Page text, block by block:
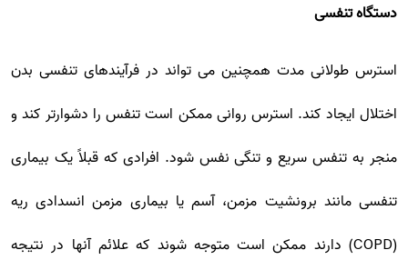
دستگاه تنفسی
استرس طولانی مدت همچنین می تواند در فرآیندهای تنفسی بدن
اختلال ایجاد کند. استرس روانی ممکن است تنفس را دشوارتر کند و
منجر به تنفس سریع و تنگی نفس شود. افرادی که قبلاً یک بیماری
تنفسی مانند برونشیت مزمن، آسم یا بیماری مزمن انسدادی ریه
(COPD) دارند ممکن است متوجه شوند که علائم آنها در نتیجه